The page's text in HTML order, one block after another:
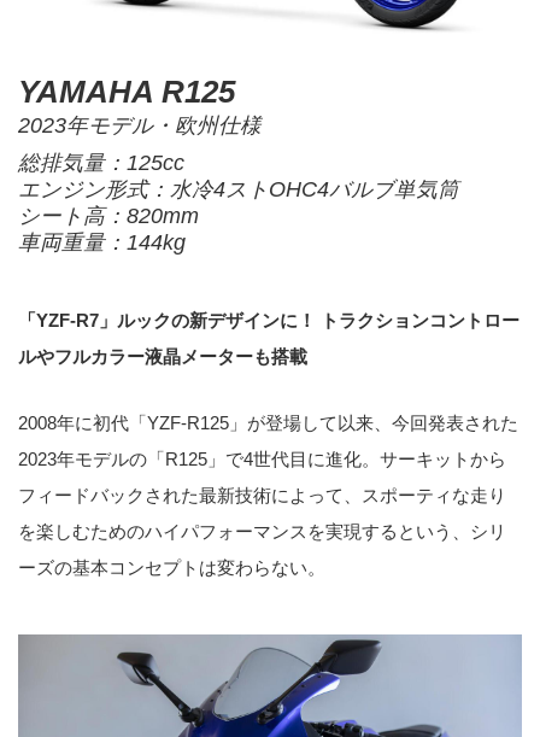
YAMAHA R125
2023年モデル・欧州仕様
総排気量：125cc
エンジン形式：水冷4ストOHC4バルブ単気筒
シート高：820mm
車両重量：144kg
「YZF-R7」ルックの新デザインに！ トラクションコントロー
ルやフルカラー液晶メーターも搭載
2008年に初代「YZF-R125」が登場して以来、今回発表された
2023年モデルの「R125」で4世代目に進化。サーキットから
フィードバックされた最新技術によって、スポーティな走り
を楽しむためのハイパフォーマンスを実現するという、シリ
ーズの基本コンセプトは変わらない。